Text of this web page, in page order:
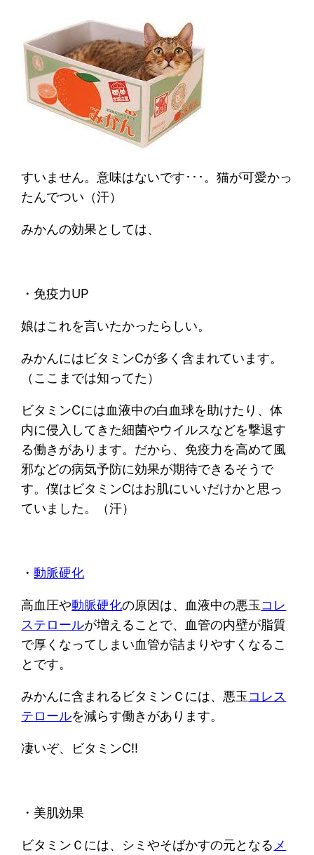
すいません。意味はないです･･･。猫が可愛かっ
たんでつい（汗）
みかんの効果としては、
・免疫力UP
娘はこれを言いたかったらしい。
みかんにはビタミンCが多く含まれています。
（ここまでは知ってた）
ビタミンCには血液中の白血球を助けたり、体
内に侵入してきた細菌やウイルスなどを撃退す
る働きがあります。だから、免疫力を高めて風
邪などの病気予防に効果が期待できるそうで
す。僕はビタミンCはお肌にいいだけかと思っ
ていました。（汗）
・動脈硬化
高血圧や動脈硬化の原因は、血液中の悪玉コレ
ステロールが増えることで、血管の内壁が脂質
で厚くなってしまい血管が詰まりやすくなるこ
とです。
みかんに含まれるビタミンＣには、悪玉コレス
テロールを減らす働きがあります。
凄いぞ、ビタミンC!!
・美肌効果
ビタミンＣには、シミやそばかすの元となる メ